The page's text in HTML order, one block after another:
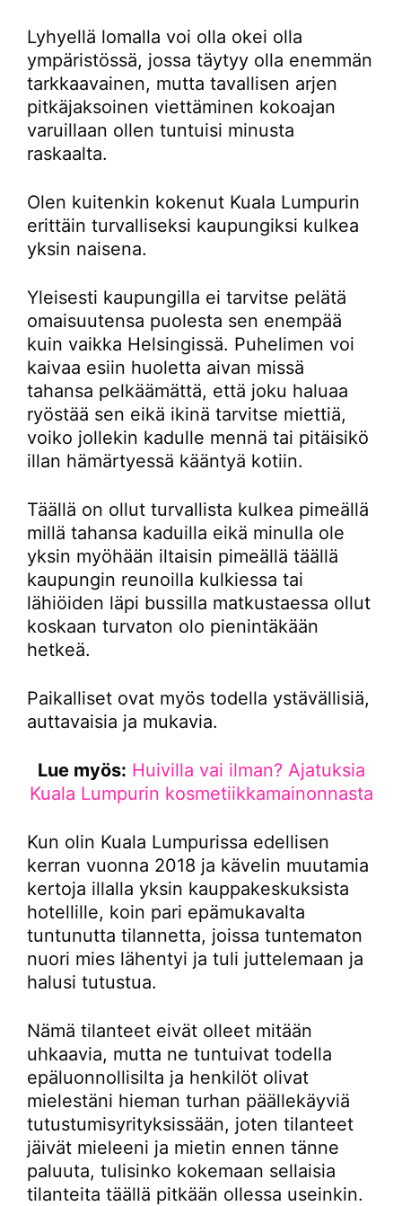
Lyhyellä lomalla voi olla okei olla
ympäristössä, jossa täytyy olla enemmän
tarkkaavainen, mutta tavallisen arjen
pitkäjaksoinen viettäminen kokoajan
varuillaan ollen tuntuisi minusta
raskaalta.
Olen kuitenkin kokenut Kuala Lumpurin
erittäin turvalliseksi kaupungiksi kulkea
yksin naisena.
Yleisesti kaupungilla ei tarvitse pelätä
omaisuutensa puolesta sen enempää
kuin vaikka Helsingissä. Puhelimen voi
kaivaa esiin huoletta aivan missä
tahansa pelkäämättä, että joku haluaa
ryöstää sen eikä ikinä tarvitse miettiä,
voiko jollekin kadulle mennä tai pitäisikö
illan hämärtyessä kääntyä kotiin.
Täällä on ollut turvallista kulkea pimeällä
millä tahansa kaduilla eikä minulla ole
yksin myöhään iltaisin pimeällä täällä
kaupungin reunoilla kulkiessa tai
lähiöiden läpi bussilla matkustaessa ollut
koskaan turvaton olo pienintäkään
hetkeä.
Paikalliset ovat myös todella ystävällisiä,
auttavaisia ja mukavia.
Lue myös: Huivilla vai ilman? Ajatuksia
Kuala Lumpurin kosmetiikkamainonnasta
Kun olin Kuala Lumpurissa edellisen
kerran vuonna 2018 ja kävelin muutamia
kertoja illalla yksin kauppakeskuksista
hotellille, koin pari epämukavalta
tuntunutta tilannetta, joissa tuntematon
nuori mies lähentyi ja tuli juttelemaan ja
halusi tutustua.
Nämä tilanteet eivät olleet mitään
uhkaavia, mutta ne tuntuivat todella
epäluonnollisilta ja henkilöt olivat
mielestäni hieman turhan päällekäyviä
tutustumisyrityksissään, joten tilanteet
jäivät mieleeni ja mietin ennen tänne
paluuta, tulisinko kokemaan sellaisia
tilanteita täällä pitkään ollessa useinkin.